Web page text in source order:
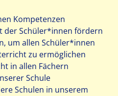
Kompetenzen
der Schüler*innen fördern
um allen Schüler*innen
zu ermöglichen
in allen Fächern
Schule
Schulen in unserem